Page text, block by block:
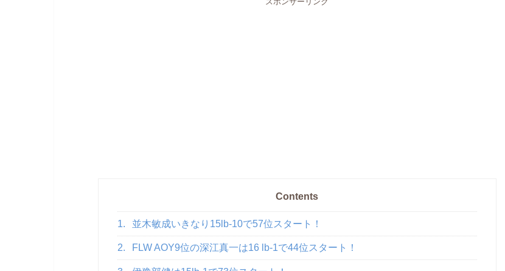
Contents
1. 並木敏成いきなり15lb-10で57位スタート！
2. FLW AOY9位の深江真一は16 lb-1で44位スタート！